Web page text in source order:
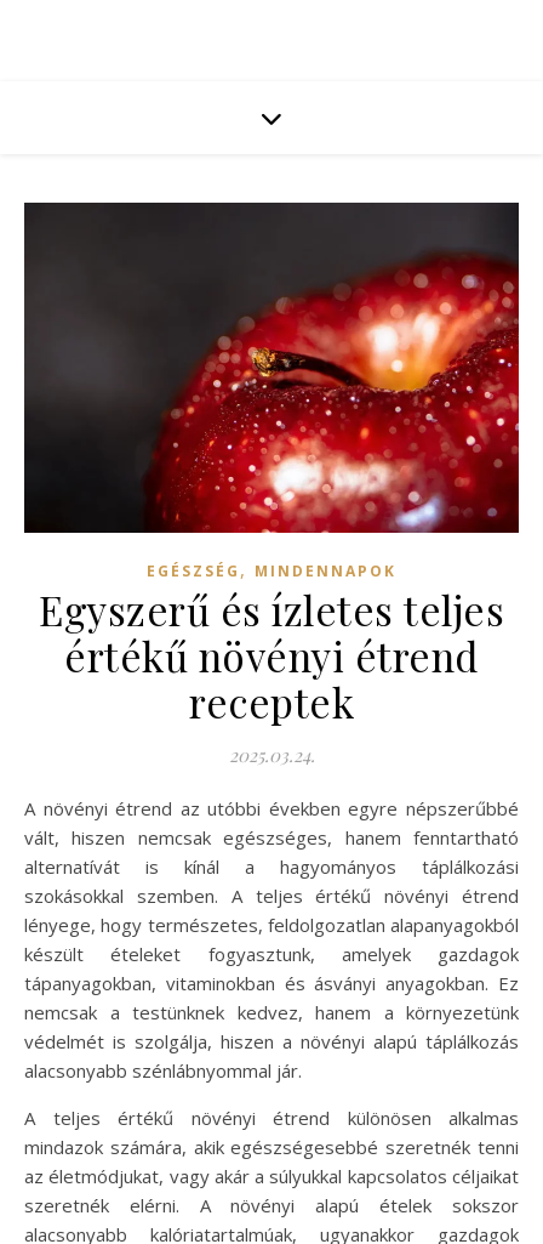
EGÉSZSÉG , MINDENNAPOK
Egyszerű és ízletes teljes
értékű növényi étrend
receptek
2025.03.24.
A növényi étrend az utóbbi években egyre népszerűbbé
vált, hiszen nemcsak egészséges, hanem fenntartható
alternatívát is kínál a hagyományos táplálkozási
szokásokkal szemben. A teljes értékű növényi étrend
lényege, hogy természetes, feldolgozatlan alapanyagokból
készült ételeket fogyasztunk, amelyek gazdagok
tápanyagokban, vitaminokban és ásványi anyagokban. Ez
nemcsak a testünknek kedvez, hanem a környezetünk
védelmét is szolgálja, hiszen a növényi alapú táplálkozás
alacsonyabb szénlábnyommal jár.
A teljes értékű növényi étrend különösen alkalmas
mindazok számára, akik egészségesebbé szeretnék tenni
az életmódjukat, vagy akár a súlyukkal kapcsolatos céljaikat
szeretnék elérni. A növényi alapú ételek sokszor
alacsonyabb kalóriatartalmúak, ugyanakkor gazdagok